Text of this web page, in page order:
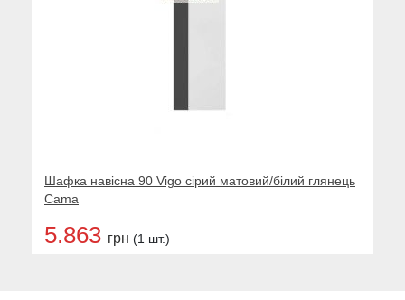
Шафка навісна 90 Vigo сірий матовий/білий глянець
Cama
5.863 грн (1 шт.)